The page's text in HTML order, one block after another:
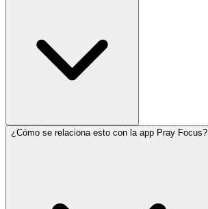
¿Cómo se relaciona esto con la app Pray Focus?